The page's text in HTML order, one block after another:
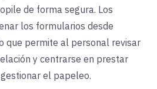
de forma segura. Los
los formularios desde
que permite al personal revisar
y centrarse en prestar
el papeleo.